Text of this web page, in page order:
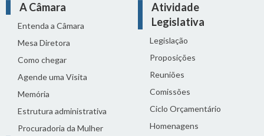
A Câmara
Entenda a Câmara
Mesa Diretora
Como chegar
Agende uma Visita
Memória
Estrutura administrativa
Procuradoria da Mulher
Atividade
Legislativa
Legislação
Proposições
Reuniões
Comissões
Ciclo Orçamentário
Homenagens